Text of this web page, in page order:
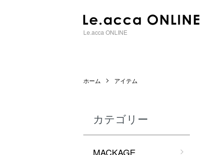
Le.acca ONLINE
ホーム アイテム
カテゴリー
MACKAGE